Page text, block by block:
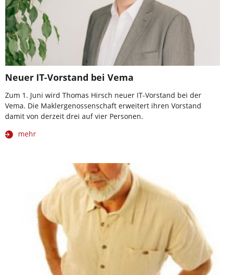
Neuer IT-Vorstand bei Vema
Zum 1. Juni wird Thomas Hirsch neuer IT-Vorstand bei der
Vema. Die Maklergenossenschaft erweitert ihren Vorstand
damit von derzeit drei auf vier Personen.
mehr